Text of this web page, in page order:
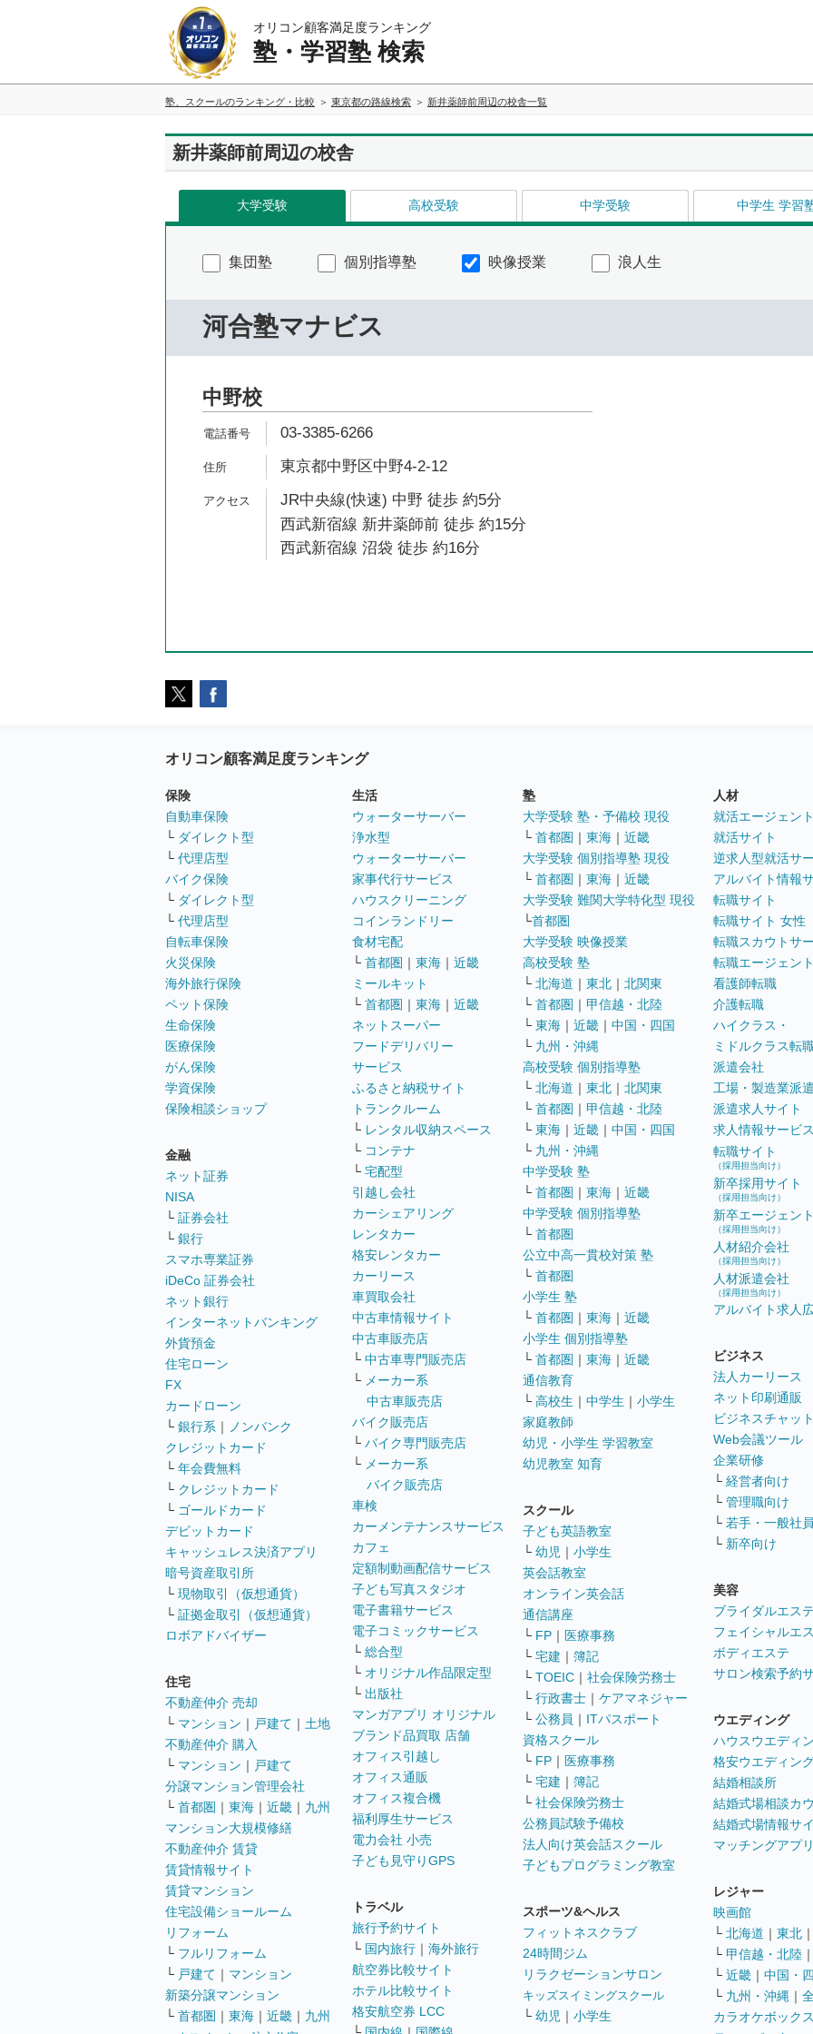
オリコン顧客満足度ランキング
塾・学習塾 検索
塾、スクールのランキング・比較 東京都の路線検索 新井薬師前周辺の校舎一覧
新井薬師前周辺の校舎
大学受験 高校受験 中学受験 中学生 学習
集団塾 個別指導塾 映像授業 浪人生
河合塾マナビス
中野校
03-3385-6266
東京都中野区中野4-2-12
JR中央線(快速) 中野 徒歩 約5分
西武新宿線 新井薬師前 徒歩 約15分
西武新宿線 沼袋 徒歩 約16分
オリコン顧客満足度ランキング
保険
自動車保険
└ ダイレクト型
└ 代理店型
バイク保険
└ ダイレクト型
└ 代理店型
自転車保険
火災保険
海外旅行保険
ペット保険
生命保険
医療保険
がん保険
学資保険
保険相談ショップ
金融
ネット証券
NISA
└ 証券会社
└ 銀行
スマホ専業証券
iDeCo 証券会社
ネット銀行
インターネットバンキング
外貨預金
住宅ローン
FX
カードローン
└ 銀行系 ｜
ノンバンク
クレジットカード
└ 年会費無料
└ クレジットカード
└ ゴールドカード
デビットカード
キャッシュレス決済アプリ
暗号資産取引所
└ 現物取引（仮想通貨）
└ 証拠金取引（仮想通貨）
ロボアドバイザー
住宅
不動産仲介 売却
└ マンション ｜ 戸建て ｜ 土地
不動産仲介 購入
└ マンション ｜ 戸建て
分譲マンション管理会社
└ 首都圏 ｜ 東海 ｜ 近畿 ｜ 九州
マンション大規模修繕
不動産仲介 賃貸
賃貸情報サイト
賃貸マンション
住宅設備ショールーム
リフォーム
└ フルリフォーム
└ 戸建て ｜ マンション
新築分譲マンション
└ 首都圏 ｜ 東海 ｜ 近畿 ｜ 九州
生活
ウォーターサーバー
浄水型
ウォーターサーバー
家事代行サービス
ハウスクリーニング
コインランドリー
食材宅配
└ 首都圏 ｜ 東海 ｜ 近畿
ミールキット
└ 首都圏 ｜ 東海 ｜ 近畿
ネットスーパー
フードデリバリー
サービス
ふるさと納税サイト
トランクルーム
└ レンタル収納スペース
└ コンテナ
└ 宅配型
引越し会社
カーシェアリング
レンタカー
格安レンタカー
カーリース
車買取会社
中古車情報サイト
中古車販売店
└ 中古車専門販売店
└ メーカー系
中古車販売店
バイク販売店
└ バイク専門販売店
└ メーカー系
バイク販売店
車検
カーメンテナンスサービス
カフェ
定額制動画配信サービス
子ども写真スタジオ
電子書籍サービス
電子コミックサービス
└ 総合型
└ オリジナル作品限定型
└ 出版社
マンガアプリ オリジナル
ブランド品買取 店舗
オフィス引越し
オフィス通販
オフィス複合機
福利厚生サービス
電力会社 小売
子ども見守りGPS
トラベル
旅行予約サイト
└ 国内旅行 ｜ 海外旅行
航空券比較サイト
ホテル比較サイト
格安航空券 LCC
塾
大学受験 塾・予備校 現役
└ 首都圏 ｜ 東海 ｜ 近畿
大学受験 個別指導塾 現役
└ 首都圏 ｜ 東海 ｜ 近畿
大学受験 難関大学特化型 現役
└首都圏
大学受験 映像授業
高校受験 塾
└ 北海道 ｜ 東北 ｜ 北関東
└ 首都圏 ｜ 甲信越・北陸
└ 東海 ｜ 近畿 ｜ 中国・四国
└ 九州・沖縄
高校受験 個別指導塾
└ 北海道 ｜ 東北 ｜ 北関東
└ 首都圏 ｜ 甲信越・北陸
└ 東海 ｜ 近畿 ｜ 中国・四国
└ 九州・沖縄
中学受験 塾
└ 首都圏 ｜ 東海 ｜ 近畿
中学受験 個別指導塾
└ 首都圏
公立中高一貫校対策 塾
└ 首都圏
小学生 塾
└ 首都圏 ｜ 東海 ｜ 近畿
小学生 個別指導塾
└ 首都圏 ｜ 東海 ｜ 近畿
通信教育
└ 高校生 ｜ 中学生 ｜ 小学生
家庭教師
幼児・小学生 学習教室
幼児教室 知育
スクール
子ども英語教室
└ 幼児 ｜ 小学生
英会話教室
オンライン英会話
通信講座
└ FP ｜ 医療事務
└ 宅建 ｜ 簿記
└ TOEIC ｜ 社会保険労務士
└ 行政書士 ｜ ケアマネジャー
└ 公務員 ｜ ITパスポート
資格スクール
└ FP ｜ 医療事務
└ 宅建 ｜ 簿記
└ 社会保険労務士
公務員試験予備校
法人向け英会話スクール
子どもプログラミング教室
スポーツ&ヘルス
フィットネスクラブ
24時間ジム
リラクゼーションサロン
キッズスイミングスクール
└ 幼児 ｜ 小学生
人材
就活エージェン
就活サイト
逆求人型就活サ
アルバイト情報
転職サイト
転職サイト 女性
転職スカウトサ
転職エージェン
看護師転職
介護転職
ハイクラス・
ミドルクラス転
派遣会社
工場・製造業派
派遣求人サイト
求人情報サービ
転職サイト
（採用担当向け）
新卒採用サイト
（採用担当向け）
新卒エージェン
（採用担当向け）
人材紹介会社
（採用担当向け）
人材派遣会社
（採用担当向け）
アルバイト求人
ビジネス
法人カーリース
ネット印刷通販
ビジネスチャッ
Web会議ツール
企業研修
└ 経営者向け
└ 管理職向け
└ 若手・一般社
└ 新卒向け
美容
ブライダルエス
フェイシャルエ
ボディエステ
サロン検索予約
ウエディング
ハウスウエディ
格安ウエディン
結婚相談所
結婚式場相談カ
結婚式場情報サ
マッチングアプ
レジャー
映画館
└ 北海道 ｜ 東北
└ 甲信越・北陸
└ 近畿 ｜ 中国・
└ 九州・沖縄 ｜
カラオケボック